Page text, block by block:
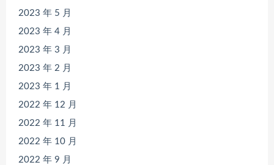
2023 年 5 月
2023 年 4 月
2023 年 3 月
2023 年 2 月
2023 年 1 月
2022 年 12 月
2022 年 11 月
2022 年 10 月
2022 年 9 月